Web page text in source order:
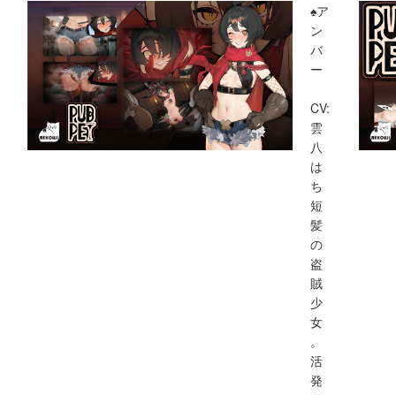
♠ア
ン
バ
ー
CV:
雲
八
は
ち
短
髪
の
盗
賊
少
女
。
活
発